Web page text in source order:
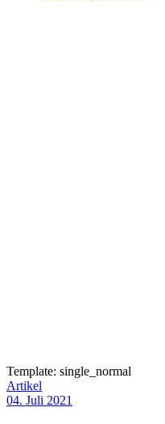
Template: single_normal
Artikel
04. Juli 2021